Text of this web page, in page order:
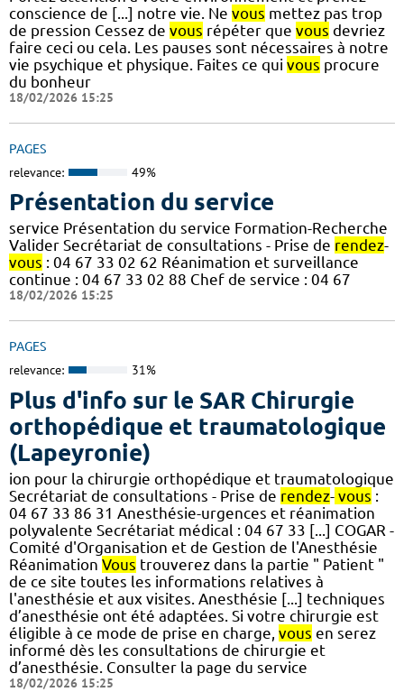
conscience de [...] notre vie. Ne vous mettez pas trop
de pression Cessez de vous répéter que vous devriez
faire ceci ou cela. Les pauses sont nécessaires à notre
vie psychique et physique. Faites ce qui vous procure
du bonheur
18/02/2026 15:25
PAGES
relevance: 49%
Présentation du service
service Présentation du service Formation-Recherche
Valider Secrétariat de consultations - Prise de rendez-
vous : 04 67 33 02 62 Réanimation et surveillance
continue : 04 67 33 02 88 Chef de service : 04 67
18/02/2026 15:25
PAGES
relevance: 31%
Plus d'info sur le SAR Chirurgie
orthopédique et traumatologique
(Lapeyronie)
ion pour la chirurgie orthopédique et traumatologique
Secrétariat de consultations - Prise de rendez- vous :
04 67 33 86 31 Anesthésie-urgences et réanimation
polyvalente Secrétariat médical : 04 67 33 [...] COGAR -
Comité d'Organisation et de Gestion de l'Anesthésie
Réanimation Vous trouverez dans la partie " Patient "
de ce site toutes les informations relatives à
l'anesthésie et aux visites. Anesthésie [...] techniques
d’anesthésie ont été adaptées. Si votre chirurgie est
éligible à ce mode de prise en charge, vous en serez
informé dès les consultations de chirurgie et
d’anesthésie. Consulter la page du service
18/02/2026 15:25